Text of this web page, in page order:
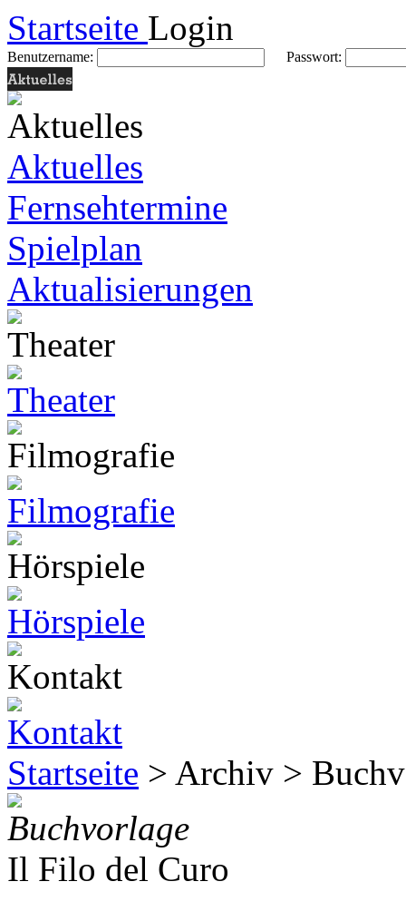
Startseite Login
Benutzername: Passwort:
Aktuelles
Fernsehtermine
Spielplan
Aktualisierungen
Startseite > Archiv >
Buchvorlage
Il Filo del Curo